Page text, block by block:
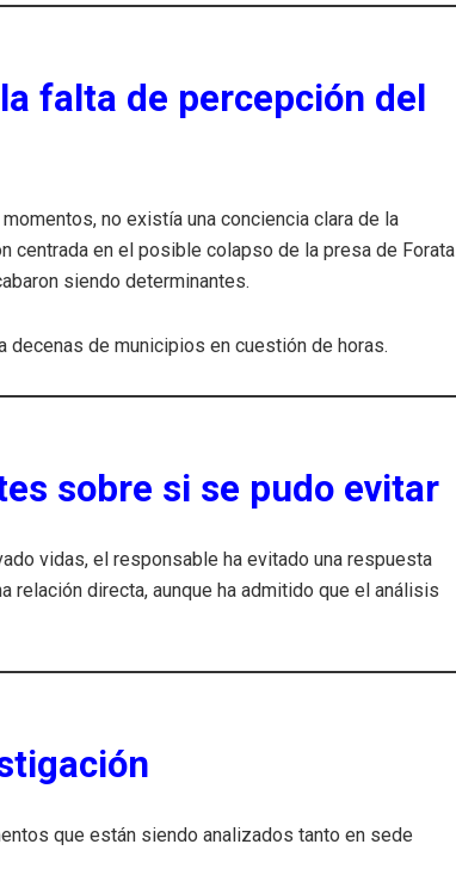
falta de percepción del
no existía una conciencia clara de la
centrada en el posible colapso de la presa de Forata
siendo determinantes.
decenas de municipios en cuestión de horas.
sobre si se pudo evitar
vidas, el responsable ha evitado una respuesta
relación directa, aunque ha admitido que el análisis
que están siendo analizados tanto en sede